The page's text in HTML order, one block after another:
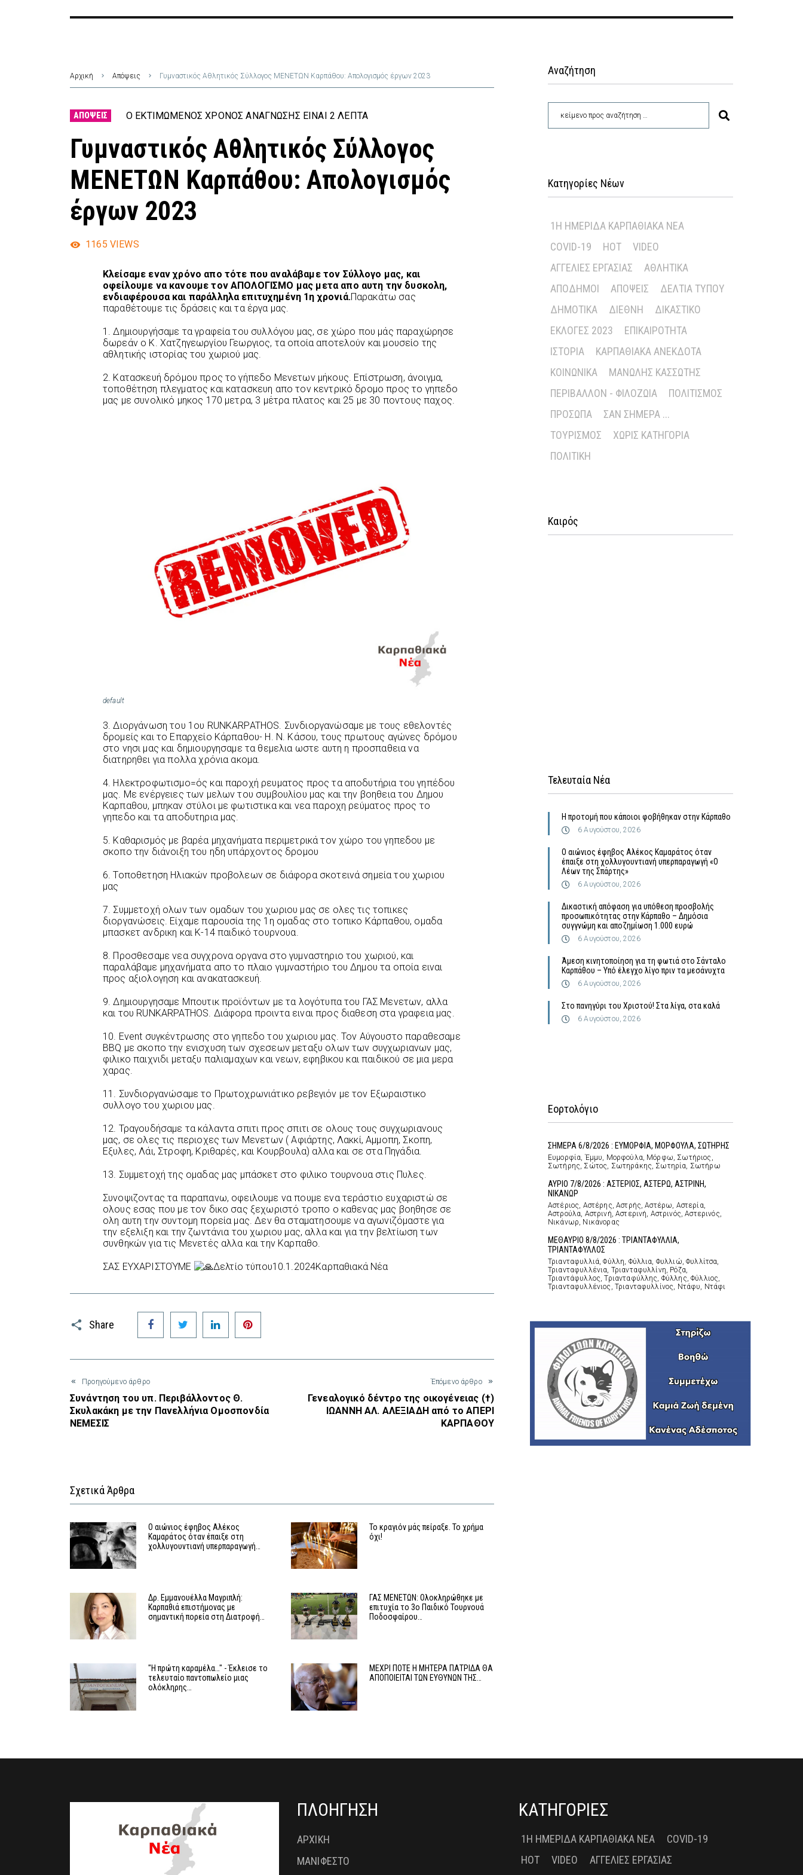
Αρχική Απόψεις Γυμναστικός Αθλητικός Σύλλογος ΜΕΝΕΤΩΝ Καρπάθου: Απολογισμός έργων 2023
ΑΠΌΨΕΙΣ Ο ΕΚΤΙΜΏΜΕΝΟΣ ΧΡΌΝΟΣ ΑΝΆΓΝΩΣΗΣ ΕΊΝΑΙ 2 ΛΕΠΤΆ
Γυμναστικός Αθλητικός Σύλλογος
ΜΕΝΕΤΩΝ Καρπάθου: Απολογισμός
έργων 2023
1165 VIEWS
Κλείσαμε εναν χρόνο απο τότε που αναλάβαμε τον Σύλλογο μας, και
οφείλουμε να κανουμε τον ΑΠΟΛΟΓΙΣΜΟ μας μετα απο αυτη την δυσκολη,
ενδιαφέρουσα και παράλληλα επιτυχημένη 1η χρονιά.Παρακάτω σας
παραθέτουμε τις δράσεις και τα έργα μας.
1. Δημιουργήσαμε τα γραφεία του συλλόγου μας, σε χώρο που μάς παραχώρησε
δωρεάν ο Κ. Χατζηγεωργίου Γεωργιος, τα οποία αποτελούν και μουσείο της
αθλητικής ιστορίας του χωριού μας.
2. Κατασκευή δρόμου προς το γήπεδο Μενετων μήκους. Επίστρωση, άνοιγμα,
τοποθέτηση πλεγματος και κατασκευη απο τον κεντρικό δρομο προς το γηπεδο
μας με συνολικό μηκος 170 μετρα, 3 μέτρα πλατος και 25 με 30 ποντους παχος.
default
3. Διοργάνωση του 1ου RUNKARPATHOS. Συνδιοργανώσαμε με τους εθελοντές
δρομείς και το Επαρχείο Κάρπαθου- Η. Ν. Κάσου, τους πρωτους αγώνες δρόμου
στο νησι μας και δημιουργησαμε τα θεμελια ωστε αυτη η προσπαθεια να
διατηρηθει για πολλα χρόνια ακομα.
4. Ηλεκτροφωτισμο=ός και παροχή ρευματος προς τα αποδυτήρια του γηπέδου
μας. Με ενέργειες των μελων του συμβουλίου μας και την βοηθεια του Δημου
Καρπαθου, μπηκαν στύλοι με φωτιστικα και νεα παροχη ρεύματος προς το
γηπεδο και τα αποδυτηρια μας.
5. Καθαρισμός με βαρέα μηχανήματα περιμετρικά τον χώρο του γηπεδου με
σκοπο την διάνοιξη του ηδη υπάρχοντος δρομου
6. Τοποθετηση Ηλιακών προβολεων σε διάφορα σκοτεινά σημεία του χωριου
μας
7. Συμμετοχή ολων των ομαδων του χωριου μας σε ολες τις τοπικες
διοργανώσεις. Είχαμε παρουσία της 1η ομαδας στο τοπικο Κάρπαθου, ομαδα
μπασκετ ανδρικη και Κ-14 παιδικό τουρνουα.
8. Προσθεσαμε νεα συγχρονα οργανα στο γυμναστηριο του χωριού, και
παραλάβαμε μηχανήματα απο το πλαιο γυμναστήριο του Δημου τα οποία ειναι
προς αξιολογηση και ανακατασκευή.
9. Δημιουργησαμε Μπουτικ προϊόντων με τα λογότυπα του ΓΑΣ Μενετων, αλλα
και του RUNKARPATHOS. Διάφορα προιντα ειναι προς διαθεση στα γραφεια μας.
10. Event συγκέντρωσης στο γηπεδο του χωριου μας. Τον Αύγουστο παραθεσαμε
BBQ με σκοπο την ενισχυση των σχεσεων μεταξυ ολων των συγχωριανων μας,
φιλικο παιχνιδι μεταξυ παλιαμαχων και νεων, εφηβικου και παιδικού σε μια μερα
χαρας.
11. Συνδιοργανώσαμε το Πρωτοχρωνιάτικο ρεβεγιόν με τον Εξωραιστικο
συλλογο του χωριου μας.
12. Τραγουδήσαμε τα κάλαντα σπιτι προς σπιτι σε ολους τους συγχωριανους
μας, σε ολες τις περιοχες των Μενετων ( Αφιάρτης, Λακκί, Αμμοπη, Σκοπη,
Εξυλες, Λάι, Στροφη, Κριθαρές, και Κουρβουλα) αλλα και σε στα Πηγάδια.
13. Συμμετοχή της ομαδας μας μπάσκετ στο φιλικο τουρνουα στις Πυλες.
Συνοψιζοντας τα παραπανω, οφειλουμε να πουμε ενα τεράστιο ευχαριστώ σε
ολους εσας που με τον δικο σας ξεχωριστό τροπο ο καθενας μας βοηθησε σε
ολη αυτη την συντομη πορεία μας. Δεν θα σταματησουμε να αγωνιζόμαστε για
την εξελιξη και την ζωντάνια του χωριου μας, αλλα και για την βελτίωση των
συνθηκών για τις Μενετές αλλα και την Καρπαθο.
ΣΑΣ ΕΥΧΑΡΙΣΤΟΎΜΕ Δελτίο τύπου10.1.2024Καρπαθιακά Νέα
Share
Facebook Twitter LinkedIn
Προηγούμενο άρθρο
Συνάντηση του υπ. Περιβάλλοντος Θ.
Σκυλακάκη με την Πανελλήνια Ομοσπονδία
ΝΕΜΕΣΙΣ
Έπόμενο άρθρο
Γενεαλογικό δέντρο της οικογένειας (†)
ΙΩΑΝΝΗ ΑΛ. ΑΛΕΞΙΑΔΗ από το ΑΠΕΡΙ
ΚΑΡΠΑΘΟΥ
Σχετικά Άρθρα
Ο αιώνιος έφηβος Αλέκος
Καμαράτος όταν έπαιξε στη
χολλυγουντιανή υπερπαραγωγή…
Το κραγιόν μάς πείραξε. Το χρήμα
όχι!
Δρ. Εμμανουέλλα Μαγριπλή:
Καρπαθιά επιστήμονας με
σημαντική πορεία στη Διατροφή…
ΓΑΣ ΜΕΝΕΤΩΝ: Ολοκληρώθηκε με
επιτυχία το 3ο Παιδικό Τουρνουά
Ποδοσφαίρου…
"Η πρώτη καραμέλα…" - Έκλεισε το
τελευταίο παντοπωλείο μιας
ολόκληρης…
ΜΕΧΡΙ ΠΟΤΕ Η ΜΗΤΕΡΑ ΠΑΤΡΙΔΑ ΘΑ
ΑΠΟΠΟΙΕΙΤΑΙ ΤΩΝ ΕΥΘΥΝΩΝ ΤΗΣ…
Αναζήτηση
Κατηγορίες Νέων
1Η ΗΜΕΡΊΔΑ ΚΑΡΠΑΘΙΑΚΆ ΝΈΑ
COVID-19
HOT
VIDEO
ΑΓΓΕΛΊΕΣ ΕΡΓΑΣΊΑΣ
ΑΘΛΗΤΙΚΆ
ΑΠΌΔΗΜΟΙ
ΑΠΌΨΕΙΣ
ΔΕΛΤΊΑ ΤΎΠΟΥ
ΔΗΜΟΤΙΚΆ
ΔΙΕΘΝΉ
ΔΙΚΑΣΤΙΚΌ
ΕΚΛΟΓΈΣ 2023
ΕΠΙΚΑΙΡΌΤΗΤΑ
ΙΣΤΟΡΊΑ
ΚΑΡΠΑΘΙΑΚΆ ΑΝΈΚΔΟΤΑ
ΚΟΙΝΩΝΙΚΆ
ΜΑΝΏΛΗΣ ΚΑΣΣΏΤΗΣ
ΠΕΡΙΒΆΛΛΟΝ - ΦΙΛΟΖΩΊΑ
ΠΟΛΙΤΙΣΜΌΣ
ΠΡΌΣΩΠΑ
ΣΑΝ ΣΉΜΕΡΑ ...
ΤΟΥΡΙΣΜΌΣ
ΧΩΡΊΣ ΚΑΤΗΓΟΡΊΑ
ΠΟΛΙΤΙΚΉ
Καιρός
Τελευταία Νέα
Η προτομή που κάποιοι φοβήθηκαν στην Κάρπαθο
6 Αυγούστου, 2026
Ο αιώνιος έφηβος Αλέκος Καμαράτος όταν
έπαιξε στη χολλυγουντιανή υπερπαραγωγή «Ο
Λέων της Σπάρτης»
6 Αυγούστου, 2026
Δικαστική απόφαση για υπόθεση προσβολής
προσωπικότητας στην Κάρπαθο – Δημόσια
συγγνώμη και αποζημίωση 1.000 ευρώ
6 Αυγούστου, 2026
Άμεση κινητοποίηση για τη φωτιά στο Σάνταλο
Καρπάθου – Υπό έλεγχο λίγο πριν τα μεσάνυχτα
6 Αυγούστου, 2026
Στο πανηγύρι του Χριστού! Στα λίγα, στα καλά
6 Αυγούστου, 2026
Εορτολόγιο
ΣΗΜΕΡΑ 6/8/2026 : ΕΥΜΟΡΦΙΑ, ΜΟΡΦΟΥΛΑ, ΣΩΤΗΡΗΣ
Ευμορφία, Έμμυ, Μορφούλα, Μόρφω, Σωτήριος,
Σωτήρης, Σώτος, Σωτηράκης, Σωτηρία, Σωτήρω
ΑΥΡΙΟ 7/8/2026 : ΑΣΤΕΡΙΟΣ, ΑΣΤΕΡΩ, ΑΣΤΡΙΝΗ,
ΝΙΚΑΝΩΡ
Αστέριος, Αστέρης, Αστρής, Αστέρω, Αστερία,
Αστρούλα, Αστρινή, Αστερινή, Αστρινός, Αστερινός,
Νικάνωρ, Νικάνορας
ΜΕΘΑΥΡΙΟ 8/8/2026 : ΤΡΙΑΝΤΑΦΥΛΛΙΑ,
ΤΡΙΑΝΤΑΦΥΛΛΟΣ
Τριανταφυλλιά, Φύλλη, Φύλλια, Φυλλιώ, Φυλλίτσα,
Τριανταφυλλένια, Τριανταφυλλίνη, Ρόζα,
Τριαντάφυλλος, Τριανταφύλλης, Φύλλης, Φύλλιος,
Τριανταφυλλένιος, Τριανταφυλλίνος, Ντάφυ, Ντάφι
ΠΛΟΗΓΗΣΗ
ΑΡΧΙΚΗ
ΜΑΝΙΦΕΣΤΟ
ΚΑΤΗΓΟΡΙΕΣ
1Η ΗΜΕΡΊΔΑ ΚΑΡΠΑΘΙΑΚΆ ΝΈΑ
COVID-19
HOT
VIDEO
ΑΓΓΕΛΊΕΣ ΕΡΓΑΣΊΑΣ